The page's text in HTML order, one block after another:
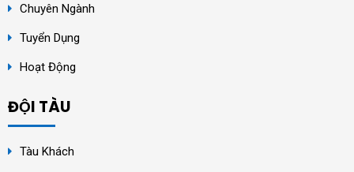
Chuyên Ngành
Tuyển Dụng
Hoạt Động
ĐỘI TÀU
Tàu Khách